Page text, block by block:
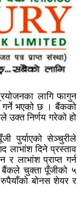
लागि फागुन
गर्ने भएको छ । बैंकको
उक्त निर्णय गरेको हो
पुर्याएको सेञ्चुरीले
लाभांश दिने प्रस्ताव
र लाभांश प्राप्त गर्न
बैंकले चुक्ता पूँजीको ५
बोनस शेयर र